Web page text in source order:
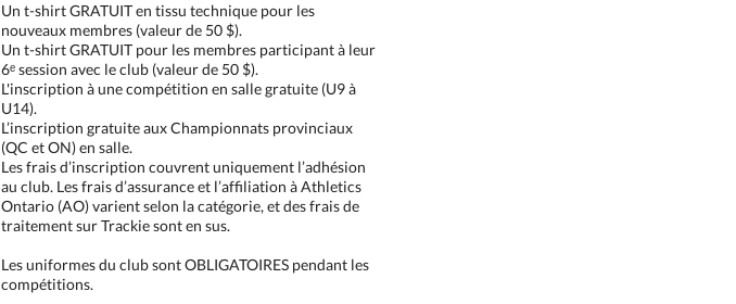
Un t-shirt GRATUIT en tissu technique pour les
nouveaux membres (valeur de 50 $).
Un t-shirt GRATUIT pour les membres participant à leur
6ᵉ session avec le club (valeur de 50 $).
L'inscription à une compétition en salle gratuite (U9 à
U14).
L’inscription gratuite aux Championnats provinciaux
(QC et ON) en salle.
Les frais d’inscription couvrent uniquement l’adhésion
au club. Les frais d’assurance et l’affiliation à Athletics
Ontario (AO) varient selon la catégorie, et des frais de
traitement sur Trackie sont en sus.
Les uniformes du club sont OBLIGATOIRES pendant les
compétitions.